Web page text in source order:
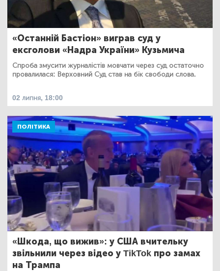
«Останній Бастіон» виграв суд у
ексголови «Надра України» Кузьмича
Спроба змусити журналістів мовчати через суд остаточно
провалилася: Верховний Суд став на бік свободи слова.
02 липня, 18:00
ПОЛІТИКА
«Шкода, що вижив»: у США вчительку
звільнили через відео у TikTok про замах
на Трампа